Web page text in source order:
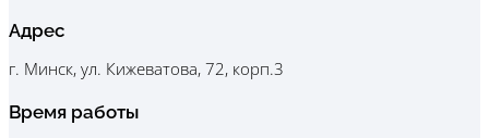
Адрес
г. Минск, ул. Кижеватова, 72, корп.3
Время работы